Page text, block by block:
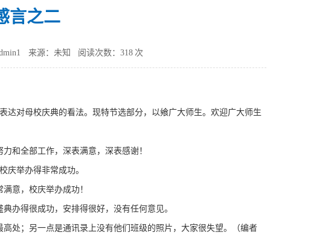
言之二
来源：未知 阅读次数：318 次
对母校庆典的看法。现特节选部分，以飨广大师生。欢迎广大师生
和全部工作，深表满意，深表感谢！
庆举办得非常成功。
意，校庆举办成功！
办得很成功，安排得很好，没有任何意见。
处；另一点是通讯录上没有他们班级的照片，大家很失望。（编者